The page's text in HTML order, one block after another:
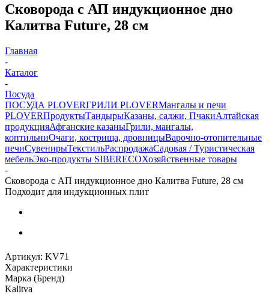
Сковорода с АП индукционное дно
Калитва Future, 28 см
Главная
-
Каталог
-
Посуда
ПОСУДА PLOVERГРИЛИ PLOVERМангалы и печи
PLOVERПродуктыТандырыКазаны, саджи, ПчакиАлтайская
продукцияАфганские казаныГрили, мангалы,
коптильниОчаги, кострища, дровницыВарочно-отопительные
печиСувенирыТекстильРаспродажаСадовая / Туристическая
мебельЭко-продукты SIBERECOХозяйственные товары
-
Сковорода с АП индукционное дно Калитва Future, 28 см
Подходит для индукционных плит
Артикул: KV71
Характеристики
Марка (Бренд)
Kalitva